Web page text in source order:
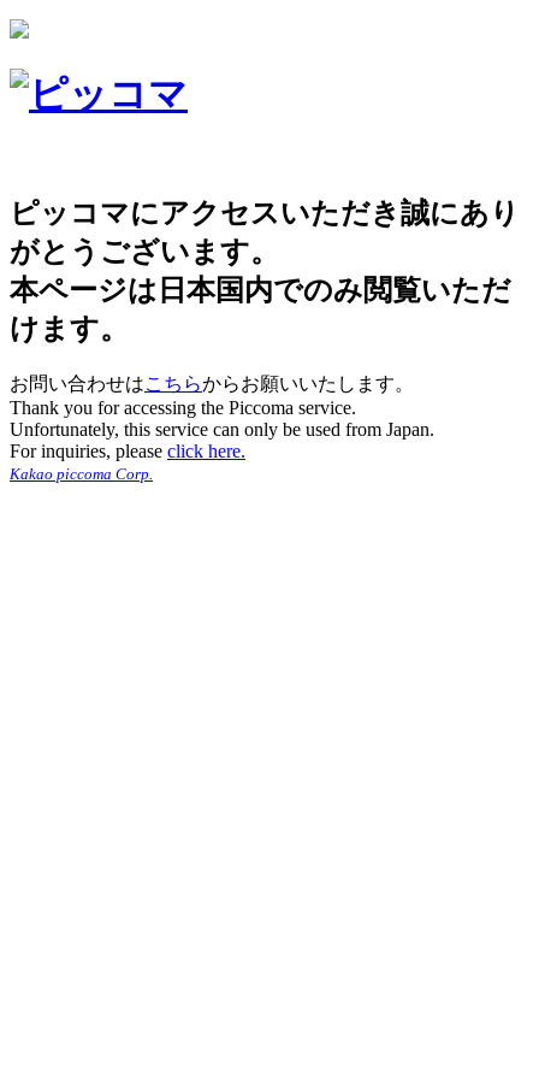
ピッコマにアクセスいただき誠にあり
がとうございます。
本ページは日本国内でのみ閲覧いただ
けます。
お問い合わせはこちらからお願いいたします。
Thank you for accessing the Piccoma service.
Unfortunately, this service can only be used from Japan.
For inquiries, please click here.
Kakao piccoma Corp.